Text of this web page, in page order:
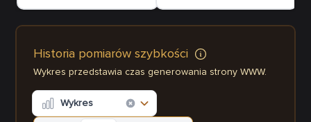
Historia pomiarów szybkości
Wykres przedstawia czas generowania strony WWW.
Wykres